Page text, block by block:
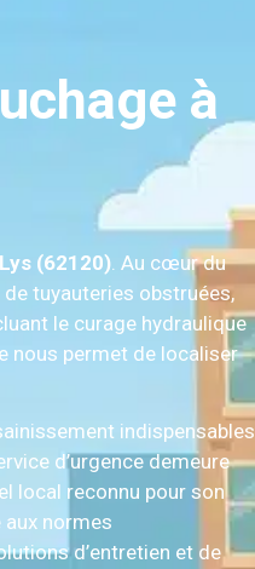
à
(62120) . Au cœur du
tuyauteries obstruées,
le curage hydraulique
nous permet de localiser
indispensables
d’urgence demeure
local reconnu pour son
normes
d’entretien et de